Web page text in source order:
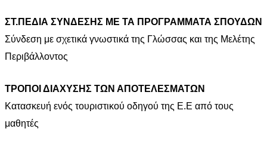
ΣΤ.ΠΕΔΙΑ ΣΥΝΔΕΣΗΣ ΜΕ ΤΑ ΠΡΟΓΡΑΜΜΑΤΑ ΣΠΟΥΔΩΝ
Σύνδεση με σχετικά γνωστικά της Γλώσσας και της Μελέτης
Περιβάλλοντος
ΤΡΟΠΟΙ ΔΙΑΧΥΣΗΣ ΤΩΝ ΑΠΟΤΕΛΕΣΜΑΤΩΝ
Κατασκευή ενός τουριστικού οδηγού της Ε.Ε από τους
μαθητές